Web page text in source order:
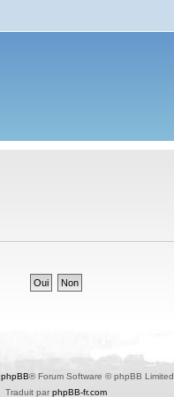
phpBB® Forum Software © phpBB Limited
Traduit par phpBB-fr.com